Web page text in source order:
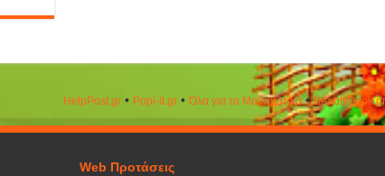
HelpPost.gr• Popi-it.gr•Όλα για τα Μαθηματικά•ΒeautyΒook.gr
Web Προτάσεις